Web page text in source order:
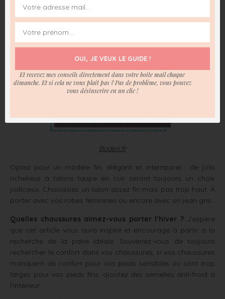
Boden.fr
Optez pour un modèle fin, élégant et intemporel : de jolis
richelieus à talons taupe en cuir seront toujours un choix
judicieux. Choisissiez un talon assez fin mais pas trop haut. À
porter avec vos robes féminines ou encore avec un jean gris.
Quelles chaussures aimez-vous porter l’hiver ?J’espère
que cet article vous aura inspiré et encouragé à partir à la
recherche de la paire idéale. Souvenez-vous de toujours
rechercher le confort dans vos chaussures, si vos chaussures
manquent de confort pour vos pieds sensibles ou sont trop
larges pour vos pieds fins, ajoutez des semelles anti-froid à
l’intérieur.
OUI, JE VEUX LE GUIDE !
Et recevez mes conseils directement dans votre boite mail chaque
dimanche. Et si cela ne vous plait pas ? Pas de problème, vous pouvez
vous désinscrire en un clic !